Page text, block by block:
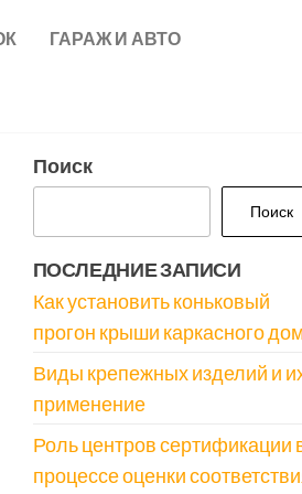
ГАРАЖ И АВТО
Поиск
Поиск
ПОСЛЕДНИЕ ЗАПИСИ
Как установить коньковый
прогон крыши каркасного
Виды крепежных изделий и
применение
Роль центров сертификации
процессе оценки